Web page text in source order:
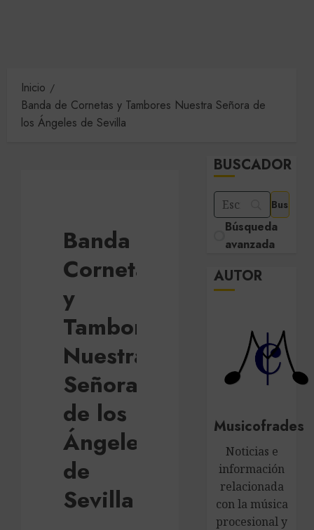
Inicio
Banda de Cornetas y Tambores Nuestra Señora de
los Ángeles de Sevilla
Banda de
Cornetas
y
Tambores
Nuestra
Señora
de los
Ángeles
de
Sevilla
BUSCADOR
Búsqueda
avanzada
AUTOR
Musicofrades
Noticias e
información
relacionada
con la música
procesional y